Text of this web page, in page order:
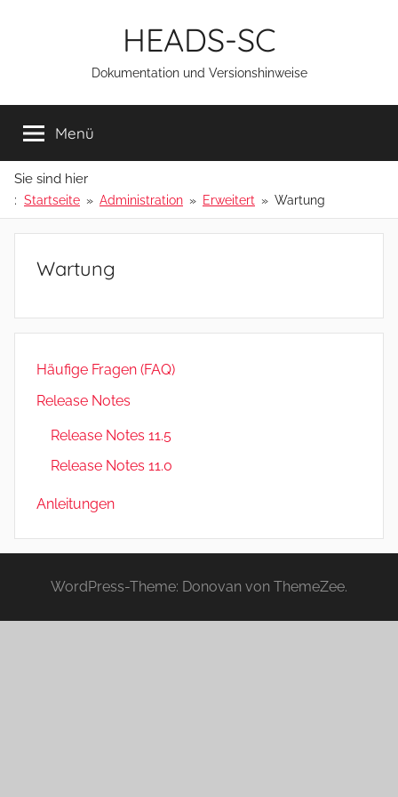
HEADS-SC
Dokumentation und Versionshinweise
Menü
Sie sind hier
: Startseite Administration Erweitert Wartung
Wartung
Häufige Fragen (FAQ)
Release Notes
Release Notes 11.5
Release Notes 11.0
Anleitungen
WordPress-Theme: Donovan von ThemeZee.